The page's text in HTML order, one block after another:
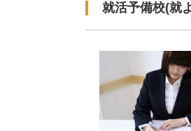
就活予備校(就